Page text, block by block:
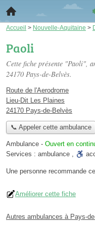
Accueil > Nouvelle-Aquitaine >
Paoli
Cette fiche présente "Paoli",
24170 Pays-de-Belvès.
Route de l'Aerodrome
Lieu-Dit Les Plaines
24170 Pays-de-Belvès
📞 Appeler cette ambulance
Ambulance - Ouvert en
Services : ambulance ,
Une personne recommande
Améliorer cette fiche
Autres ambulances à Pays-